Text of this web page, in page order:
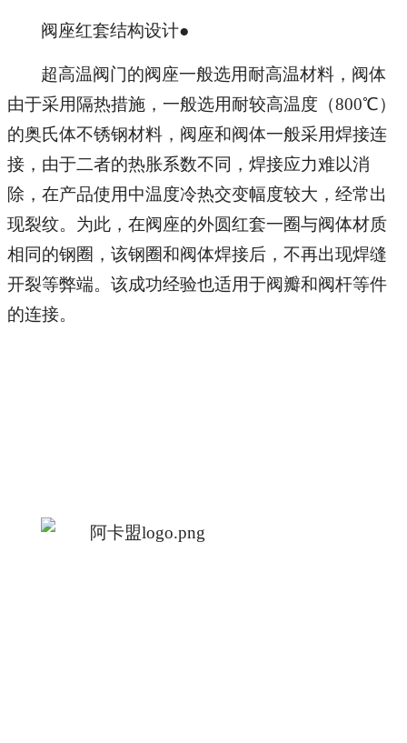
阀座红套结构设计●
超高温阀门的阀座一般选用耐高温材料，阀体
由于采用隔热措施，一般选用耐较高温度（800℃）
的奥氏体不锈钢材料，阀座和阀体一般采用焊接连
接，由于二者的热胀系数不同，焊接应力难以消
除，在产品使用中温度冷热交变幅度较大，经常出
现裂纹。为此，在阀座的外圆红套一圈与阀体材质
相同的钢圈，该钢圈和阀体焊接后，不再出现焊缝
开裂等弊端。该成功经验也适用于阀瓣和阀杆等件
的连接。